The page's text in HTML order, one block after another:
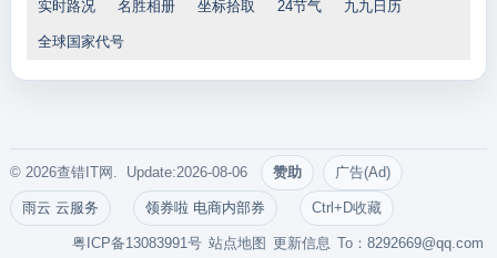
实时路况 名胜相册 坐标拾取 24节气 九九日历
全球国家代号
© 2026查错IT网. Update:2026-08-06 赞助 广告(Ad)
雨云 云服务 领券啦 电商内部券 Ctrl+D收藏
To：8292669@qq.com
更新信息
站点地图
粤ICP备13083991号